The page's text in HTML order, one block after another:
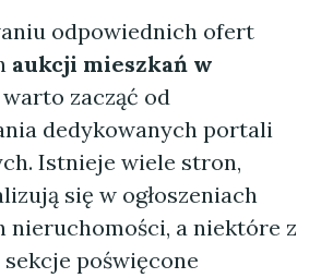
odpowiednich ofert
aukcji mieszkań w
warto zacząć od
dedykowanych portali
Istnieje wiele stron,
się w ogłoszeniach
nieruchomości, a niektóre z
poświęcone